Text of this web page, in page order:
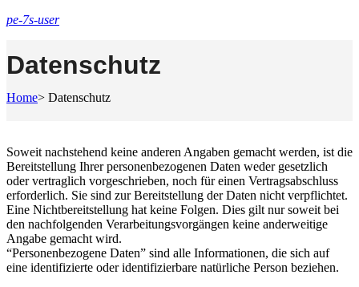
pe-7s-user
Datenschutz
Home> Datenschutz
Soweit nachstehend keine anderen Angaben gemacht werden, ist die
Bereitstellung Ihrer personenbezogenen Daten weder gesetzlich
oder vertraglich vorgeschrieben, noch für einen Vertragsabschluss
erforderlich. Sie sind zur Bereitstellung der Daten nicht verpflichtet.
Eine Nichtbereitstellung hat keine Folgen. Dies gilt nur soweit bei
den nachfolgenden Verarbeitungsvorgängen keine anderweitige
Angabe gemacht wird.
“Personenbezogene Daten” sind alle Informationen, die sich auf
eine identifizierte oder identifizierbare natürliche Person beziehen.